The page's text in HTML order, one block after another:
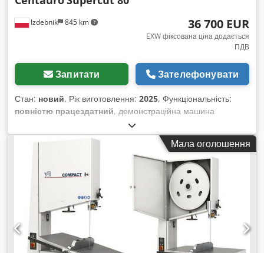
Izdebnik 845 km 36 700 EUR
EXW фіксована ціна додається
ПДВ
Запитати Зателефонувати
Стан: новий, Рік виготовлення: 2025, Функціональність:
повністю працездатний, демонстраційна машина
мінімальна товщина ламелі 2 мм магнітний зчитувач
положення упора регулювання відстані між притискними
роликами детектор наявності матеріалу система
охолодження/мащення стрічки діаметр колеса 800 мм
потужність двигуна 15 кВт плавне регулювання подачі
Crodpjv Dh R Tjfx Amkjf пневматичний притиск притискних
роликів панель керування з кольоровим сенсорним
дисплеєм гвинтове центрування стрічки пневмогідравлічне
натягування стрічки рік виготовлення 2025 — нова
фабрична машина загальна вага 1300 кг живлення 380 В
Машина буде доступна у березні.
Мала оголошення